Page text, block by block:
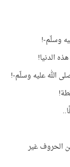
وسلّم-!
الدنيا!
الله عليه وسلّم-!
الحروف غير